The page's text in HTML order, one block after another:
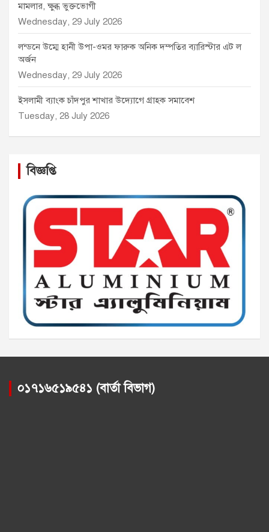
মামলার, ক্ষুব্ধ ভুক্তভোগী
Wednesday, 29 July 2026
লন্ডনে উম্মে হানী উপা-ওমর ফারুক অনিক দম্পতির ব্যারিস্টার এট ল
অর্জন
Wednesday, 29 July 2026
ইসলামী ব্যাংক চাঁদপুর শাখার উদ্যোগে গ্রাহক সমাবেশ
Tuesday, 28 July 2026
বিজ্ঞপ্তি
০১৭১৬৫১৯৫৪১ (বার্তা বিভাগ)